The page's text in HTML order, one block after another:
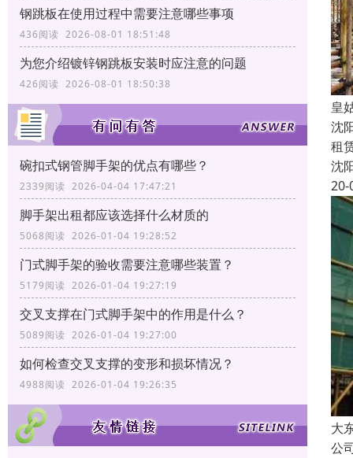
钢跳板在使用过程中需要注意哪些事项
436阅读 2026-08-01 18:51:48
为您介绍镀锌钢跳板安装时应注意的问题
426阅读 2026-08-01 18:50:38
碗扣式钢管脚手架的优点有哪些？
2339阅读 2026-04-04 17:47:21
脚手架出租都应该选择什么材质的
5068阅读 2026-01-04 19:28:52
门式脚手架的验收需要注意哪些装置？
5179阅读 2026-01-04 19:27:19
交叉支撑在门式脚手架中的作用是什么？
5089阅读 2026-01-04 19:27:00
如何检查交叉支撑的变形和损坏情况？
4988阅读 2026-01-04 19:26:35
皇
沈
租
沈
20-
大
公